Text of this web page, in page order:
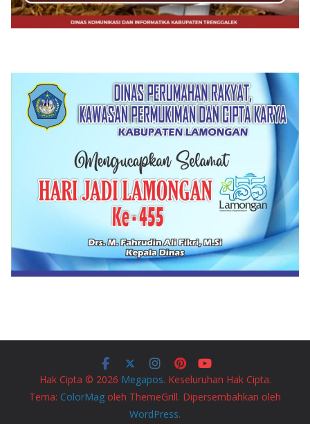
Hak Cipta © 2026 Megapos. Keseluruhan Hak Cipta.
Tema: ColorMag oleh ThemeGrill. Dipersembahkan oleh
WordPress.